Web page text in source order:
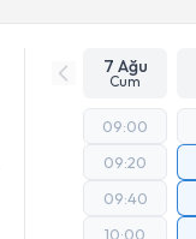
7 Ağu
Cum
09:00
09:20
09:40
10:00